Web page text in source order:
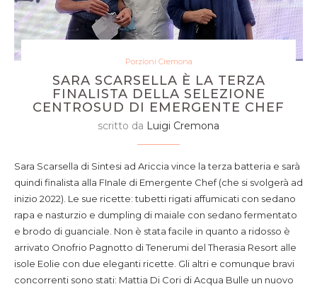
Porzioni Cremona
SARA SCARSELLA È LA TERZA
FINALISTA DELLA SELEZIONE
CENTROSUD DI EMERGENTE CHEF
scritto da Luigi Cremona
Sara Scarsella di Sintesi ad Ariccia vince la terza batteria e sarà
quindi finalista alla FInale di Emergente Chef (che si svolgerà ad
inizio 2022). Le sue ricette: tubetti rigati affumicati con sedano
rapa e nasturzio e dumpling di maiale con sedano fermentato
e brodo di guanciale. Non è stata facile in quanto a ridosso è
arrivato Onofrio Pagnotto di Tenerumi del Therasia Resort alle
isole Eolie con due eleganti ricette. Gli altri e comunque bravi
concorrenti sono stati: Mattia Di Cori di Acqua Bulle un nuovo